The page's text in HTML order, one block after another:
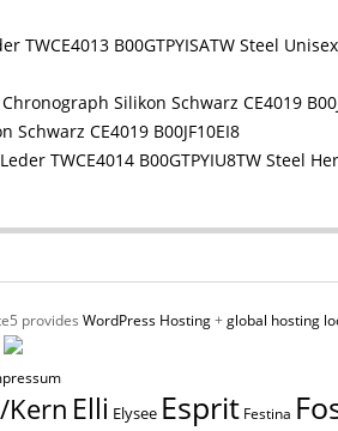
TW Steel
CE4019 B00JF10EI8
TW Steel
provides WordPress Hosting+global hosting
Kern Elli Elysee Esprit Festina